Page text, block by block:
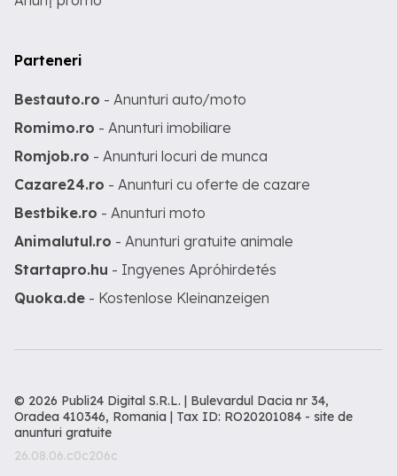
Parteneri
Bestauto.ro - Anunturi auto/moto
Romimo.ro - Anunturi imobiliare
Romjob.ro - Anunturi locuri de munca
Cazare24.ro - Anunturi cu oferte de cazare
Bestbike.ro - Anunturi moto
Animalutul.ro - Anunturi gratuite animale
Startapro.hu - Ingyenes Apróhirdetés
Quoka.de - Kostenlose Kleinanzeigen
© 2026 Publi24 Digital S.R.L. | Bulevardul Dacia nr 34,
Oradea 410346, Romania | Tax ID: RO20201084 - site de
anunturi gratuite
26.08.06.c0c206c